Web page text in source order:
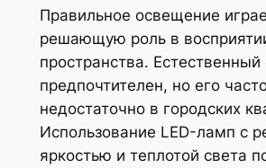
Правильное освещение
решающую роль в
пространства. Естественный
предпочтителен, но его
недостаточно в городских
Использование LED-ламп с
яркостью и теплотой света